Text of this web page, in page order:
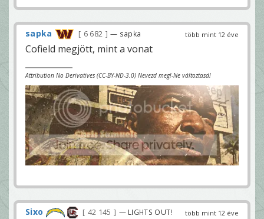
több mint 12 éve
sapka 6 682 — sapka
Cofield megjött, mint a vonat
Attribution No Derivatives (CC-BY-ND-3.0) Nevezd meg!-Ne változtasd!
több mint 12 éve
Sixo 42 145 — LIGHTS OUT!